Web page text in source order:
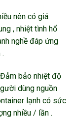
nên có giá
, nhiệt tình hổ
nghề đáp ứng
bảo nhiệt độ
dùng nguồn
lạnh có sức
nhiều / lần .